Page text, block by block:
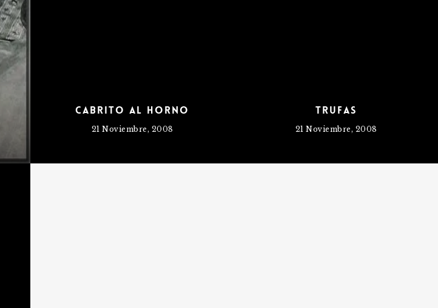
Cabrito al horno
21 Noviembre, 2008
Trufas
21 Noviembre, 2008